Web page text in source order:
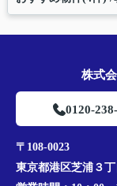
株式
0120-
〒108-0023
東京都港区芝浦３